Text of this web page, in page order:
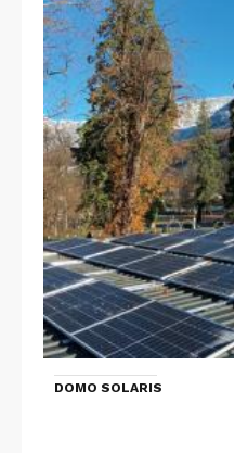
DOMO SOLARIS